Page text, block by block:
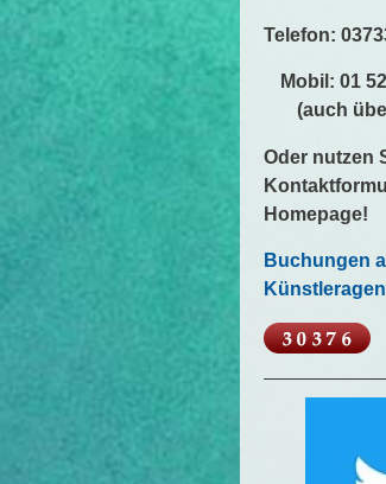
Telefon:
Mobil: 01
(auch
Oder nutzen
Homepage!
Buchungen